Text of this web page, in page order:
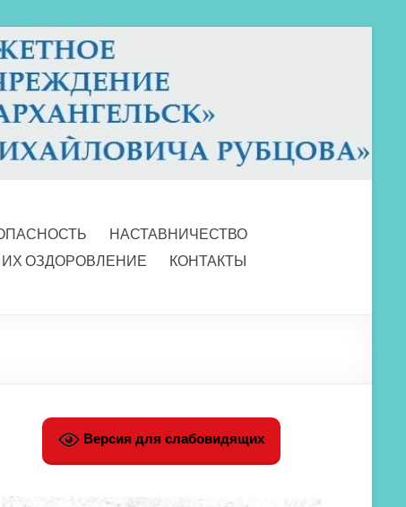
НАСТАВНИЧЕСТВО
ОЗДОРОВЛЕНИЕ
КОНТАКТЫ
Версия для слабовидящих